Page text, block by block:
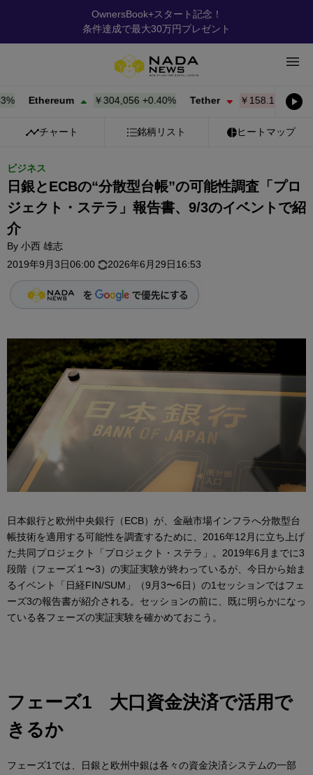
OwnersBook+スタート記念！
条件達成で最大30万円プレゼント
Ethereum ￥304,056 +0.40% Tether ￥158.16-0.01%
チャート 銘柄リスト ヒートマップ
ビジネス
日銀とECBの“分散型台帳”の可能性調査「プロ
ジェクト・ステラ」報告書、9/3のイベントで紹
介
By 小西 雄志
2019年9月3日06:00
2026年6月29日16:53
日本銀行と欧州中央銀行（ECB）が、金融市場インフラへ分散型台
帳技術を適用する可能性を調査するために、2016年12月に立ち上げ
た共同プロジェクト「プロジェクト・ステラ」。2019年6月までに3
段階（フェーズ１〜3）の実証実験が終わっているが、今日から始ま
るイベント「日経FIN/SUM」（9月3〜6日）の1セッションではフェ
ーズ3の報告書が紹介される。セッションの前に、既に明らかになっ
ている各フェーズの実証実験を確かめておこう。
フェーズ1 大口資金決済で活用で
きるか
フェーズ1では、日銀と欧州中銀は各々の資金決済システムの一部